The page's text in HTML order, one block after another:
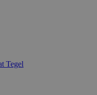
Tegel